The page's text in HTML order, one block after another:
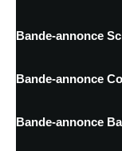
Bande-annonce
Bande-annonce
Bande-annonce